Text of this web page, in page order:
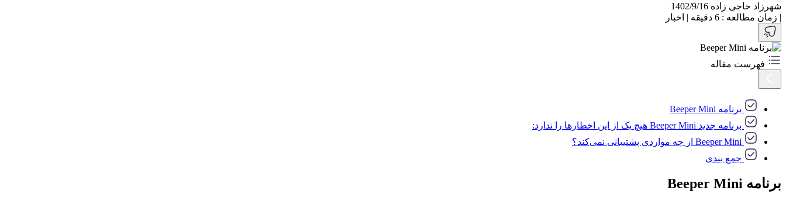
شهرزاد حاجی زاده 1402/9/16
| زمان مطالعه : 6 دقیقه | اخبار
فهرست مقاله
برنامه Beeper Mini
برنامه جدید Beeper Mini هیچ یک از این اخطار‌ها را ندارد:
جمع بندی
برنامه Beeper Mini